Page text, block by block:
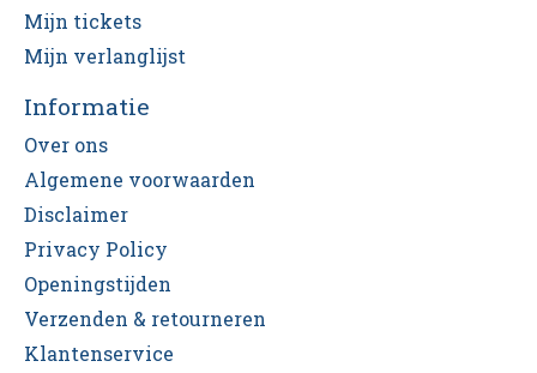
Mijn tickets
Mijn verlanglijst
Informatie
Over ons
Algemene voorwaarden
Disclaimer
Privacy Policy
Openingstijden
Verzenden & retourneren
Klantenservice